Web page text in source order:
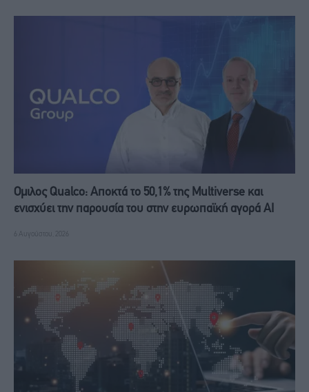
Ομιλος Qualco: Αποκτά το 50,1% της Multiverse και
ενισχύει την παρουσία του στην ευρωπαϊκή αγορά ΑΙ
6 Αυγούστου, 2026